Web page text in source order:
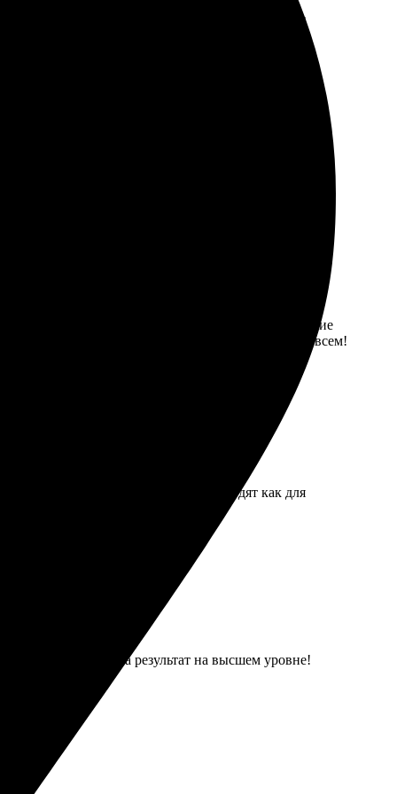
Доставили в срок, все аккуратно. Рекомендую!
цены и выбор форматов!
интуитивно понятный, выбор велик. Оформление
порадовало. Буду обращаться снова, рекомендую всем!
всё пришло в целости. Подходят как для
простой. Получила результат на высшем уровне!